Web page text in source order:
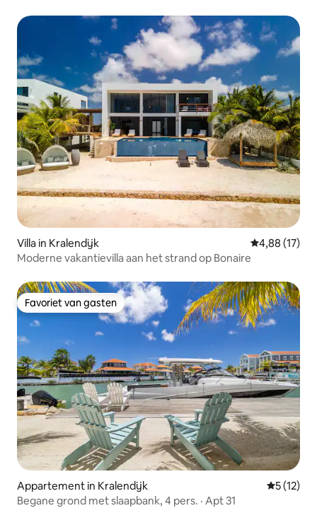
Villa in Kralendijk Gemiddelde
4,88 (17)
Moderne vakantievilla aan het strand op Bonaire
Favoriet van gasten
Favoriet van gasten
Appartement in Kralendijk
5 (12)
Begane grond met slaapbank, 4 pers. · Apt 31